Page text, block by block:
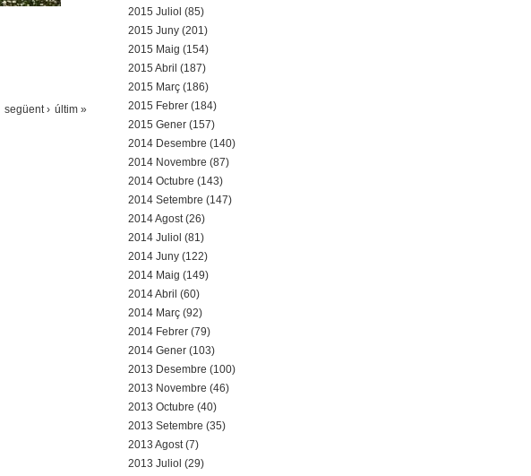
2015 Juliol (85)
2015 Juny (201)
2015 Maig (154)
2015 Abril (187)
2015 Març (186)
2015 Febrer (184)
2015 Gener (157)
2014 Desembre (140)
2014 Novembre (87)
2014 Octubre (143)
2014 Setembre (147)
2014 Agost (26)
2014 Juliol (81)
2014 Juny (122)
2014 Maig (149)
2014 Abril (60)
2014 Març (92)
2014 Febrer (79)
2014 Gener (103)
2013 Desembre (100)
2013 Novembre (46)
2013 Octubre (40)
2013 Setembre (35)
2013 Agost (7)
2013 Juliol (29)
següent › últim »